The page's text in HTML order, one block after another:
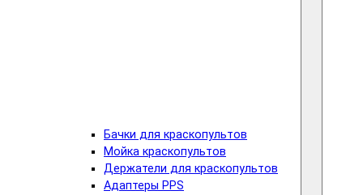
Бачки для краскопультов
Мойка краскопультов
Держатели для краскопультов
Адаптеры PPS